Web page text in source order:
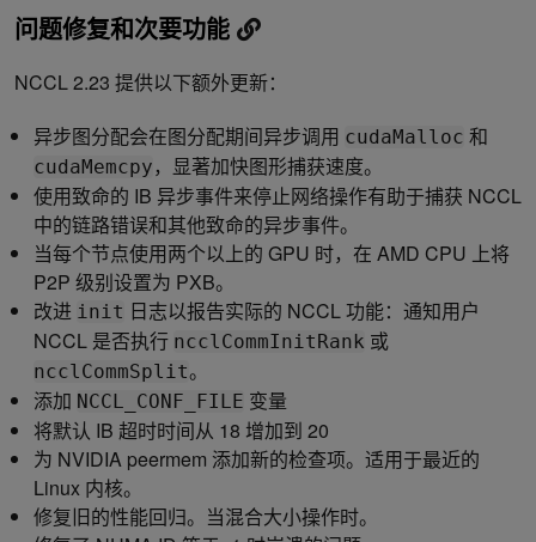
问题修复和次要功能
NCCL 2.23 提供以下额外更新：
异步图分配会在图分配期间异步调用 cudaMalloc 和
cudaMemcpy ，显著加快图形捕获速度。
使用致命的 IB 异步事件来停止网络操作有助于捕获 NCCL
中的链路错误和其他致命的异步事件。
当每个节点使用两个以上的 GPU 时，在 AMD CPU 上将
P2P 级别设置为 PXB。
改进 init 日志以报告实际的 NCCL 功能：通知用户
NCCL 是否执行 ncclCommInitRank 或
ncclCommSplit。
添加 NCCL_CONF_FILE 变量
将默认 IB 超时时间从 18 增加到 20
为 NVIDIA peermem 添加新的检查项。适用于最近的
Linux 内核。
修复旧的性能回归。当混合大小操作时。